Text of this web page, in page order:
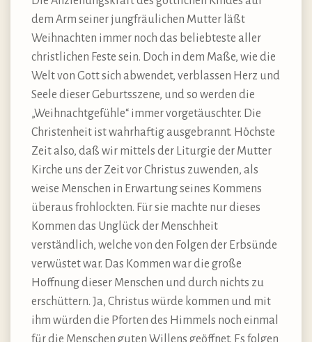
dem Arm seiner jungfräulichen Mutter läßt
Weihnachten immer noch das beliebteste aller
christlichen Feste sein. Doch in dem Maße, wie die
Welt von Gott sich abwendet, verblassen Herz und
Seele dieser Geburtsszene, und so werden die
„Weihnachtgefühle“ immer vorgetäuschter. Die
Christenheit ist wahrhaftig ausgebrannt. Höchste
Zeit also, daß wir mittels der Liturgie der Mutter
Kirche uns der Zeit vor Christus zuwenden, als
weise Menschen in Erwartung seines Kommens
überaus frohlockten. Für sie machte nur dieses
Kommen das Unglück der Menschheit
verständlich, welche von den Folgen der Erbsünde
verwüstet war. Das Kommen war die große
Hoffnung dieser Menschen und durch nichts zu
erschüttern. Ja, Christus würde kommen und mit
ihm würden die Pforten des Himmels noch einmal
für die Menschen guten Willens geöffnet. Es folgen